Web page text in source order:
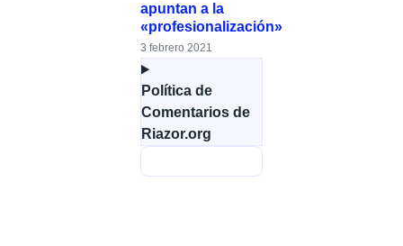
apuntan a la
«profesionalización»
3 febrero 2021
Política de
Comentarios de
Riazor.org